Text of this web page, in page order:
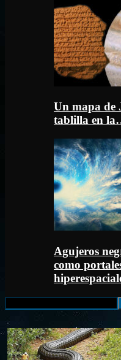
Un mapa de
tablilla en
Agujeros
como